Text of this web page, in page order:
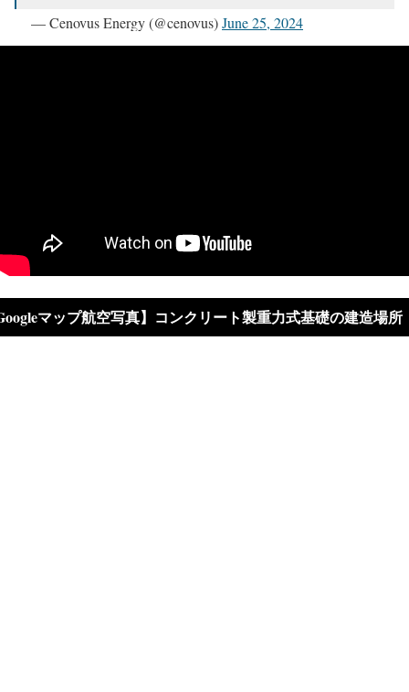
— Cenovus Energy (@cenovus)June 25, 2024
マップ航空写真】コンクリート製重力式基礎の建造場所